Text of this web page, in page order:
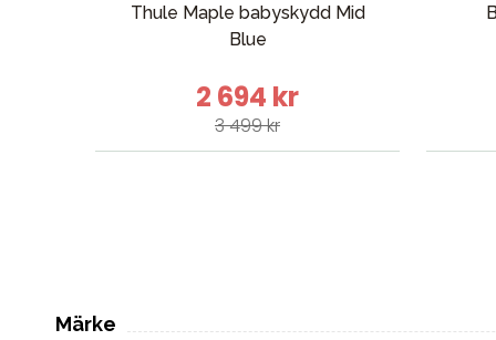
Thule Maple babyskydd Mid
Blue
2 694 kr
3 499 kr
Märke